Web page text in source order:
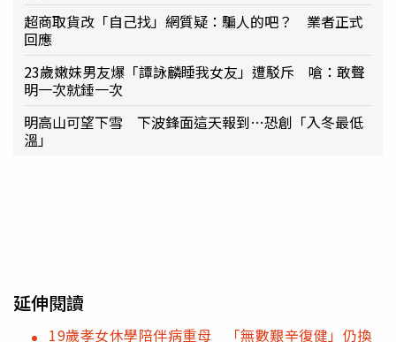
超商取貨改「自己找」網質疑：騙人的吧？ 業者正式
回應
23歲嫩妹男友爆「譚詠麟睡我女友」遭駁斥 嗆：敢聲
明一次就錘一次
明高山可望下雪 下波鋒面這天報到…恐創「入冬最低
溫」
延伸閱讀
19歲孝女休學陪伴病重母 「無數艱辛復健」仍換